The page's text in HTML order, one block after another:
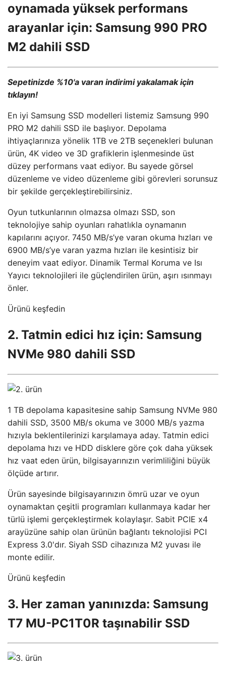
oynamada yüksek performans
arayanlar için: Samsung 990 PRO
M2 dahili SSD
Sepetinizde %10'a varan indirimi yakalamak için
tıklayın!
En iyi Samsung SSD modelleri listemiz Samsung 990
PRO M2 dahili SSD ile başlıyor. Depolama
ihtiyaçlarınıza yönelik 1TB ve 2TB seçenekleri bulunan
ürün, 4K video ve 3D grafiklerin işlenmesinde üst
düzey performans vaat ediyor. Bu sayede görsel
düzenleme ve video düzenleme gibi görevleri sorunsuz
bir şekilde gerçekleştirebilirsiniz.
Oyun tutkunlarının olmazsa olmazı SSD, son
teknolojiye sahip oyunları rahatlıkla oynamanın
kapılarını açıyor. 7450 MB/s’ye varan okuma hızları ve
6900 MB/s’ye varan yazma hızları ile kesintisiz bir
deneyim vaat ediyor. Dinamik Termal Koruma ve Isı
Yayıcı teknolojileri ile güçlendirilen ürün, aşırı ısınmayı
önler.
Ürünü keşfedin
2. Tatmin edici hız için: Samsung
NVMe 980 dahili SSD
1 TB depolama kapasitesine sahip Samsung NVMe 980
dahili SSD, 3500 MB/s okuma ve 3000 MB/s yazma
hızıyla beklentilerinizi karşılamaya aday. Tatmin edici
depolama hızı ve HDD disklere göre çok daha yüksek
hız vaat eden ürün, bilgisayarınızın verimliliğini büyük
ölçüde artırır.
Ürün sayesinde bilgisayarınızın ömrü uzar ve oyun
oynamaktan çeşitli programları kullanmaya kadar her
türlü işlemi gerçekleştirmek kolaylaşır. Sabit PCIE x4
arayüzüne sahip olan ürünün bağlantı teknolojisi PCI
Express 3.0'dır. Siyah SSD cihazınıza M2 yuvası ile
monte edilir.
Ürünü keşfedin
3. Her zaman yanınızda: Samsung
T7 MU-PC1T0R taşınabilir SSD